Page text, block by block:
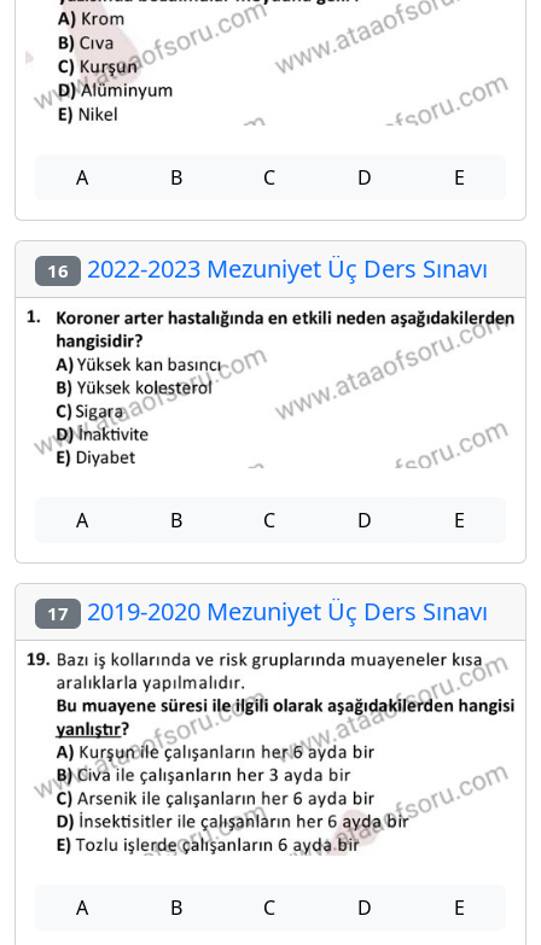
A B C D E
16 2022-2023 Mezuniyet Üç Ders Sınavı
A B C D E
17 2019-2020 Mezuniyet Üç Ders Sınavı
A B C D E